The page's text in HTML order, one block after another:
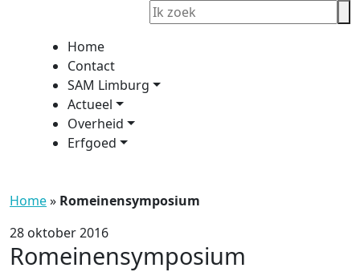
Home
Contact
SAM Limburg
Actueel
Overheid
Erfgoed
Home» Romeinensymposium
28 oktober 2016
Romeinensymposium